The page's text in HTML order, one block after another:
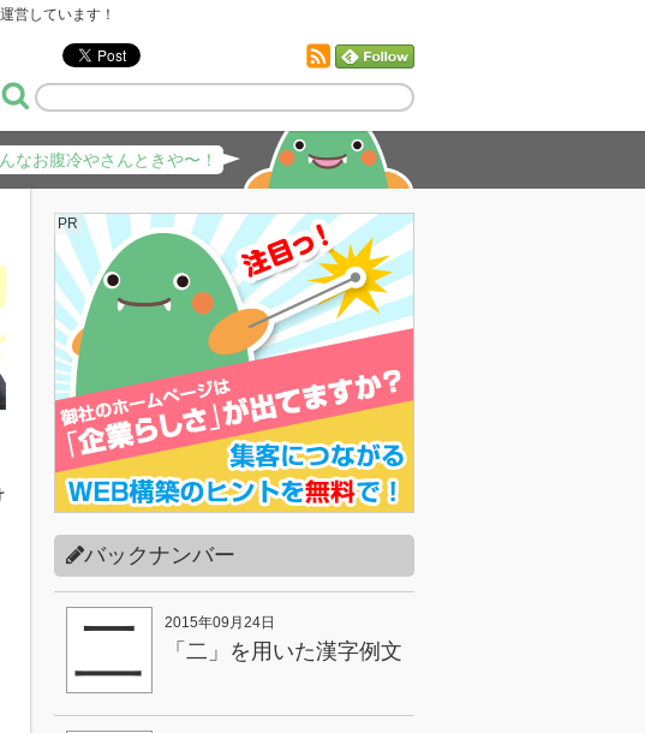
営しています！
なお腹冷やさんときや〜！
PR
バックナンバー
二 2015年09月24日
「二」を用いた漢字例文